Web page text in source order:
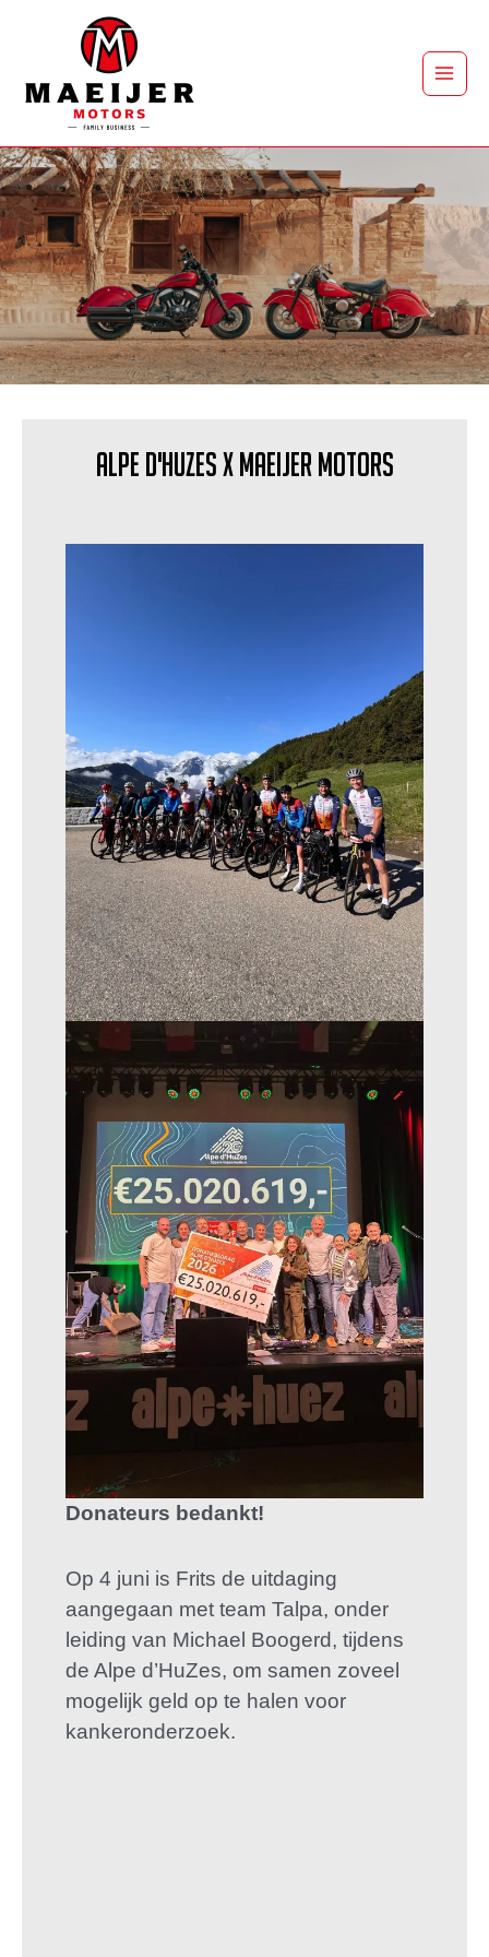
inhoud
Main
ALPE D'HUZES X MAEIJER MOTORS
Donateurs bedankt!
Op 4 juni is Frits de uitdaging
aangegaan met team Talpa, onder
leiding van Michael Boogerd, tijdens
de Alpe d’HuZes, om samen zoveel
mogelijk geld op te halen voor
kankeronderzoek.